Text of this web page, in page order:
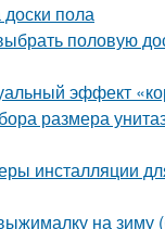
пола
половую
эффект
размера
инсталляции
на зиму